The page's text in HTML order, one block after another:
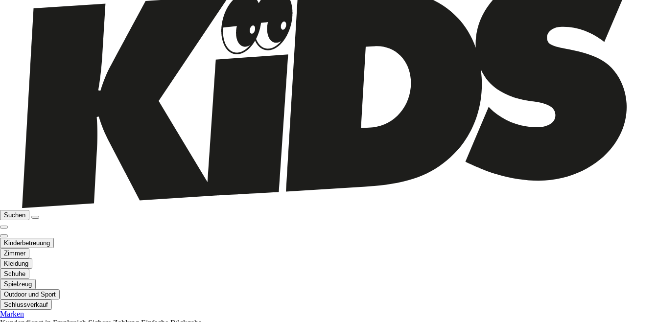
Suchen
Kinderbetreuung
Zimmer
Kleidung
Schuhe
Spielzeug
Outdoor und Sport
Schlussverkauf
Marken